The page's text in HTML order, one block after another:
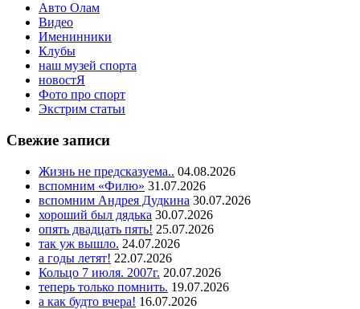
Авто Олам
Видео
Именинники
Клубы
наш музей спорта
новостЯ
Фото про спорт
Экстрим статьи
Свежие записи
Жизнь не предсказуема.. 04.08.2026
вспомним «Филю» 31.07.2026
вспомним Андрея Дудкина 30.07.2026
хороший был дядька 30.07.2026
опять двадцать пять! 25.07.2026
так уж вышло. 24.07.2026
а годы летят! 22.07.2026
Кольцо 7 июля. 2007г. 20.07.2026
теперь только помнить. 19.07.2026
а как будто вчера! 16.07.2026